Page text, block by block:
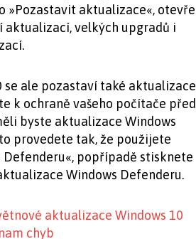
aktualizace«, otevře
velkých upgradů i
se ale pozastaví také aktualizace
k ochraně vašeho počítače před
byste aktualizace Windows
provedete tak, že použijete
popřípadě stisknete
Windows Defenderu.
aktualizace Windows 10
chyb